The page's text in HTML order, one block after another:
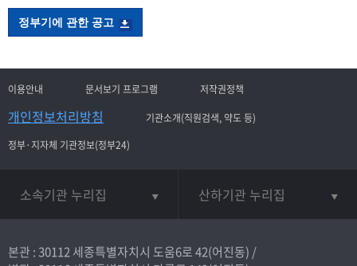
정부기에 관한 공고
이용안내 문서보기 프로그램 저작권정책
개인정보처리방침
기관소개(직원검색, 약도 등)
정부·지자체 기관정보(정부24)
소속기관 누리집 산하기관 누리집
본관 : 30112 세종특별자치시 도움6로 42(어진동) /